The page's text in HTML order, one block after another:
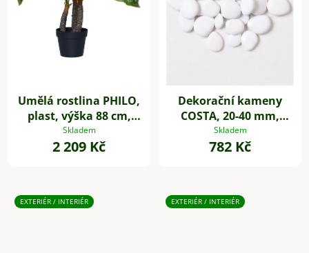
Umělá rostlina PHILO,
plast, výška 88 cm,
zelená
Skladem
2 209 Kč
Dekorační kameny
COSTA, 20-40 mm,
plast, bílá
Skladem
782 Kč
EXTERIÉR / INTERIÉR EXTERIÉR / INTERIÉR